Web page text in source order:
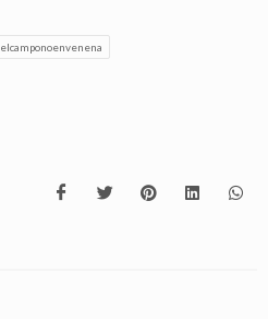
elcamponoenvenena